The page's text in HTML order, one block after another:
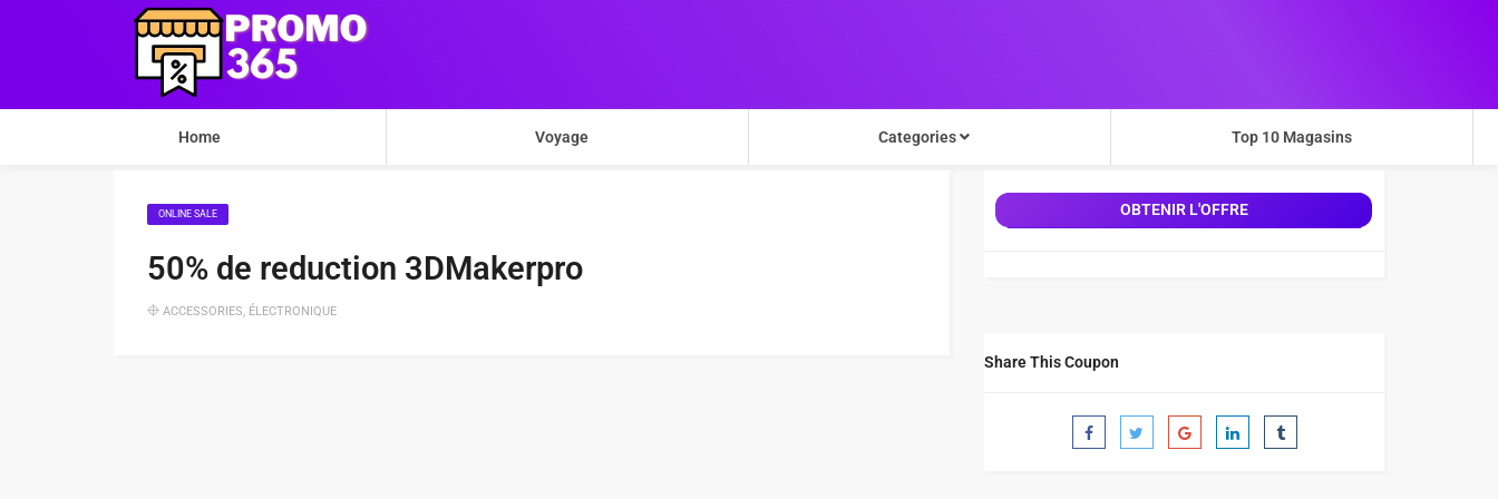
Home Voyage Categories Top 10 Magasins
ONLINE SALE
50% de reduction 3DMakerpro
ACCESSORIES, ÉLECTRONIQUE
OBTENIR L'OFFRE
Share This Coupon